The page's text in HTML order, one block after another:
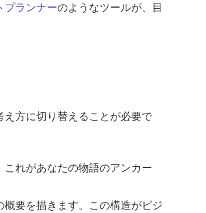
プランナーのようなツールが、目
方に切り替えることが必要で
れがあなたの物語のアンカー
要を描きます。この構造がビジ